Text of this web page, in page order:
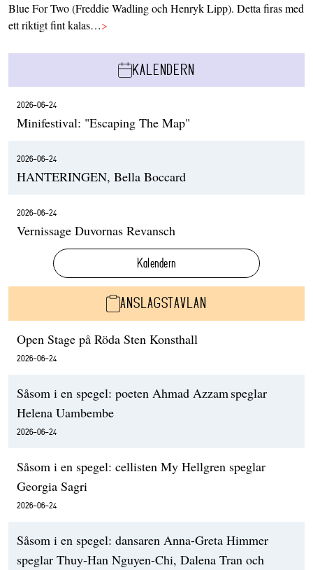
Blue For Two (Freddie Wadling och Henryk Lipp). Detta firas med
ett riktigt fint kalas…>
KALENDERN
2026-06-24
Minifestival: "Escaping The Map"
2026-06-24
HANTERINGEN, Bella Boccard
2026-06-24
Vernissage Duvornas Revansch
Kalendern
ANSLAGSTAVLAN
Open Stage på Röda Sten Konsthall
2026-06-24
Såsom i en spegel: poeten Ahmad Azzam speglar
Helena Uambembe
2026-06-24
Såsom i en spegel: cellisten My Hellgren speglar
Georgia Sagri
2026-06-24
Såsom i en spegel: dansaren Anna-Greta Himmer
speglar Thuy-Han Nguyen-Chi, Dalena Tran och